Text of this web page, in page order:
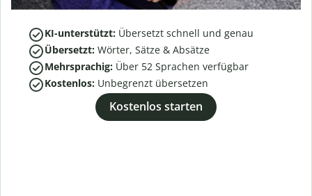
KI-unterstützt: Übersetzt schnell und genau
Übersetzt: Wörter, Sätze & Absätze
Mehrsprachig: Über 52 Sprachen verfügbar
Kostenlos: Unbegrenzt übersetzen
Kostenlos starten